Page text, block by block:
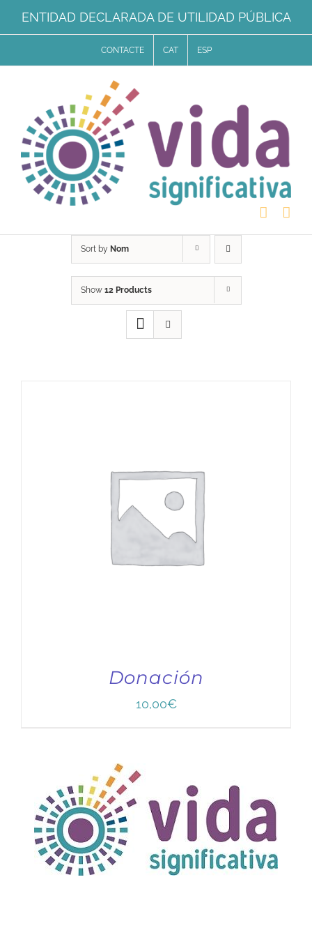
Skip
to
ENTIDAD DECLARADA DE UTILIDAD PÚBLICA
CONTACTE CAT ESP
Sort by Nom
Show 12 Products
Donación
10,00€